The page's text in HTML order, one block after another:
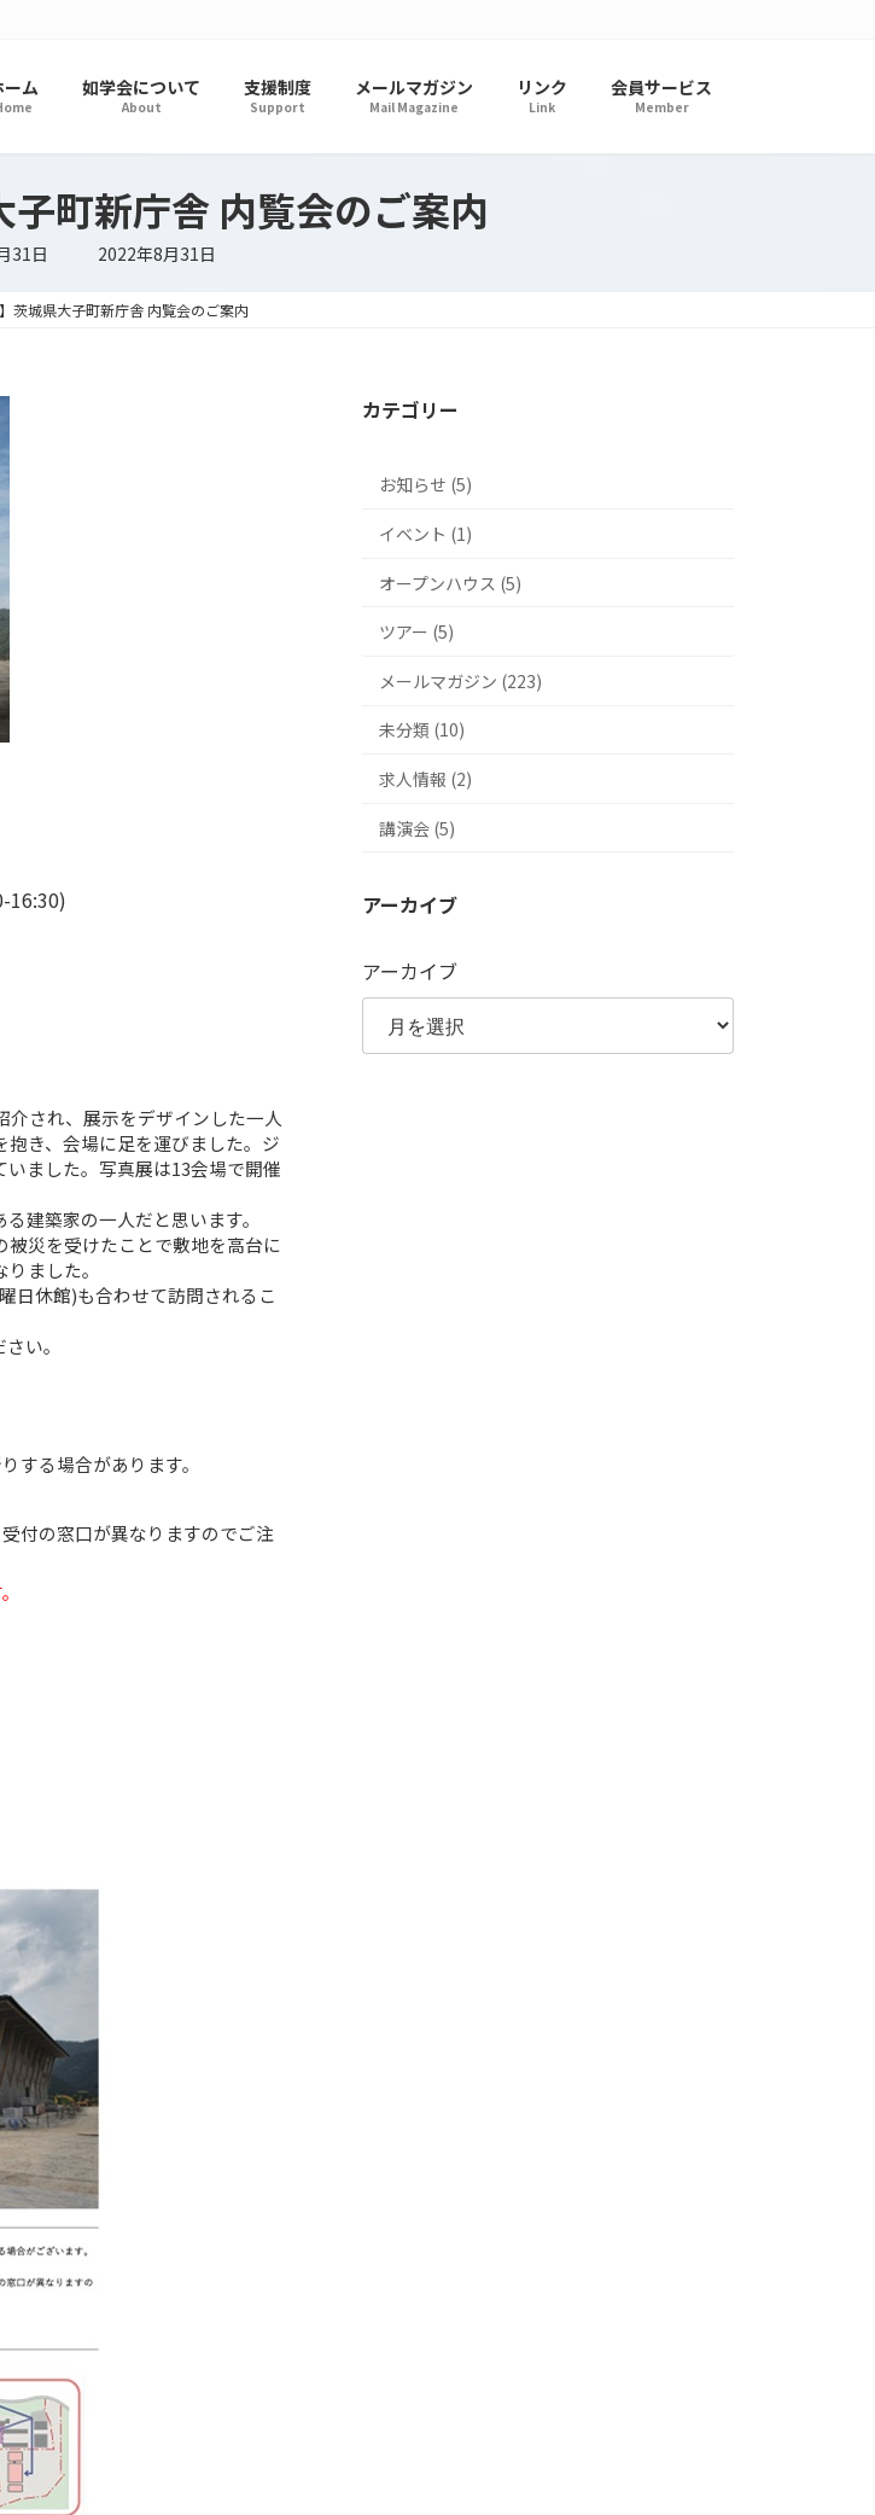
ーム 如学会について
About
支援制度
Support
メールマガジン
Mail Magazine
リンク
Link
会員サービス
Member
子町新庁舎 内覧会のご案内
31日 最
終
新
日
2022年8月31日
】茨城県大子町新庁舎 内覧会のご案内
16:30)
され、展示をデザインした一人
き、会場に足を運びました。ジ
ました。写真展は13会場で開催
建築家の一人だと思います。
災を受けたことで敷地を高台に
ました。
日休館)も合わせて訪問されるこ
い。
する場合があります。
付の窓口が異なりますのでご注
カテゴリー
お知らせ (5)
イベント (1)
オープンハウス (5)
ツアー (5)
メールマガジン (223)
未分類 (10)
求人情報 (2)
講演会 (5)
アーカイブ
アーカイブ